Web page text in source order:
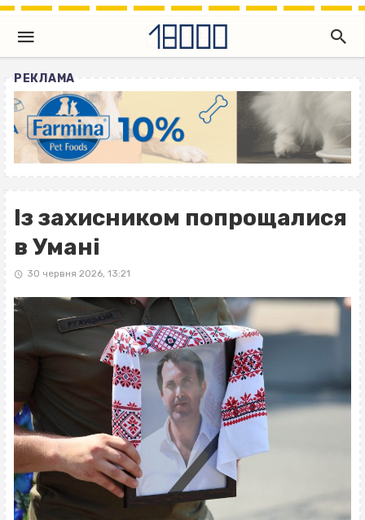
РЕКЛАМА
Із захисником попрощалися
в Умані
30 червня 2026, 13:21